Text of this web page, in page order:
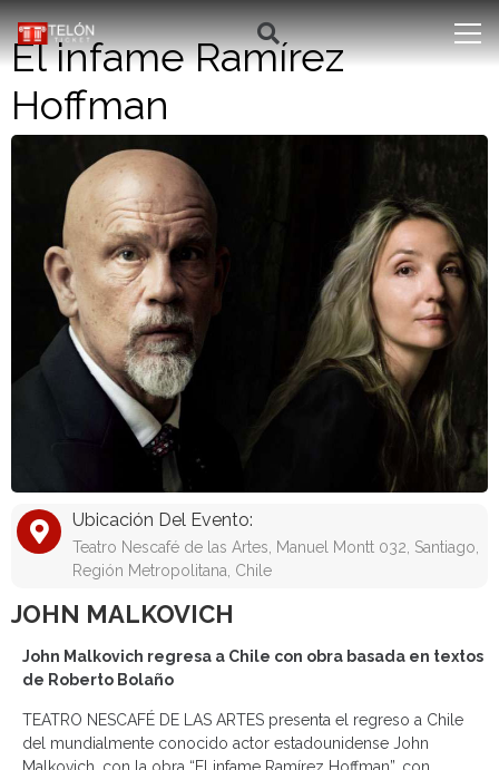
El infame Ramírez
Hoffman
Ubicación Del Evento:
Teatro Nescafé de las Artes, Manuel Montt 032, Santiago,
Región Metropolitana, Chile
JOHN MALKOVICH
John Malkovich regresa a Chile con obra basada en textos
de Roberto Bolaño
TEATRO NESCAFÉ DE LAS ARTES presenta el regreso a Chile
del mundialmente conocido actor estadounidense John